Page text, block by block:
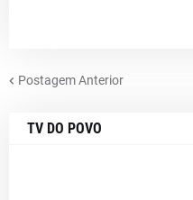
Postagem Anterior
TV DO POVO